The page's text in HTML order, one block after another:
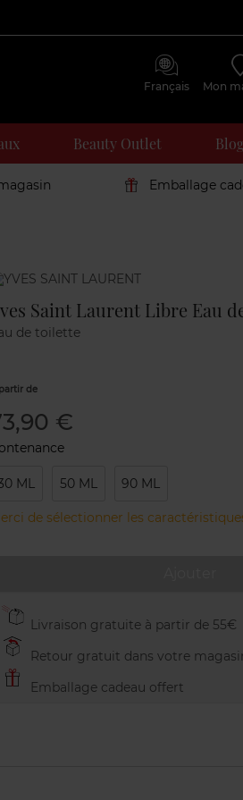
Français Mon
Beauty Outlet Blog
Emballage
clients
Saint Laurent Libre Eau
de toilette
de
€
ML 50 ML 90 ML
de sélectionner les
Livraison gratuite à partir de 55€
Retour gratuit dans votre
Emballage cadeau offert